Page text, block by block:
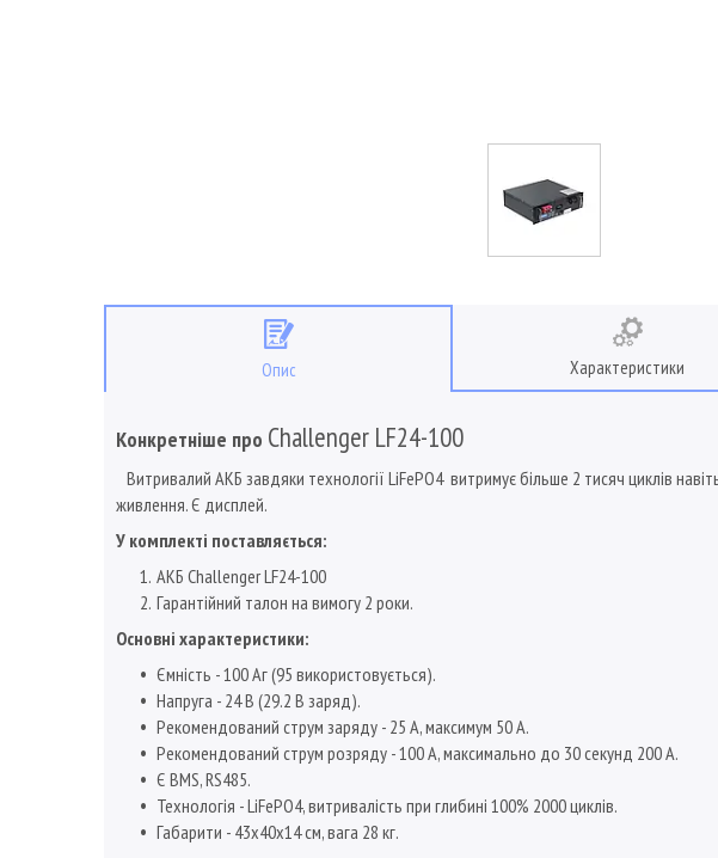
Опис Характеристики
Конкретніше про Challenger LF24-100
Витривалий АКБ завдяки технології LiFePO4 витримує більше 2 тисяч циклів
живлення. Є дисплей.
У комплекті поставляється:
АКБ Challenger LF24-100
Гарантійний талон на вимогу 2 роки.
Основні характеристики:
Ємність - 100 Аг (95 використовується).
Напруга - 24 В (29.2 В заряд).
Рекомендований струм заряду - 25 А, максимум 50 А.
Рекомендований струм розряду - 100 А, максимально до 30 секунд 200 А.
Є BMS, RS485.
Технологія - LiFePO4, витривалість при глибині 100% 2000 циклів.
Габарити - 43х40х14 см, вага 28 кг.